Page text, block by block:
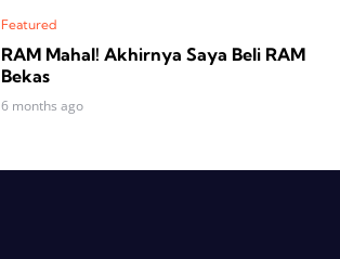
Featured
RAM Mahal! Akhirnya Saya Beli RAM
Bekas
6 months ago